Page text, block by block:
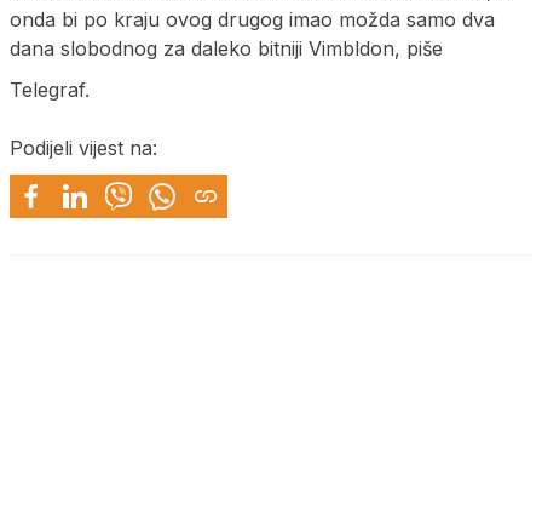
onda bi po kraju ovog drugog imao možda samo dva
dana slobodnog za daleko bitniji Vimbldon, piše
Telegraf.
Podijeli vijest na: